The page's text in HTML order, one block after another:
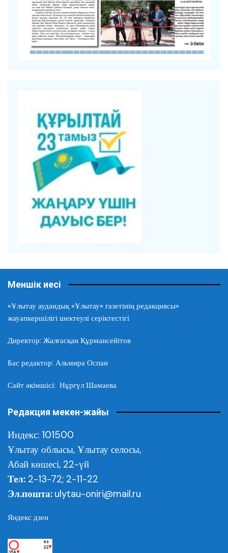
Меншік иесі
«Ұлытау аудандық «Ұлытау» газетінің редакциясы»
жауапкершілігі шектеулі серіктестігі
Директор: Жалғасқан Құрмансейітов
Бас редактор: Альмира Оспан
Сайт әкімшісі: Нұргүл Шамаева
Редакция мекен-жайы
Индекс: 101500
Ұлытау облысы, Ұлытау селосы,
Абай көшесі, 22-үй
Тел: 2-13-72; 2-11-22
Эл.пошта: ulytau-oniri@mail.ru
Яндекс дзен